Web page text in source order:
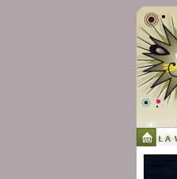
Panneau de gestion des cookies